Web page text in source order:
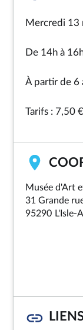
Mercredi 13
De 14h à
À partir de 6
Tarifs : 7,50
Musée d'Art
31 Grande
95290 L'Isle-